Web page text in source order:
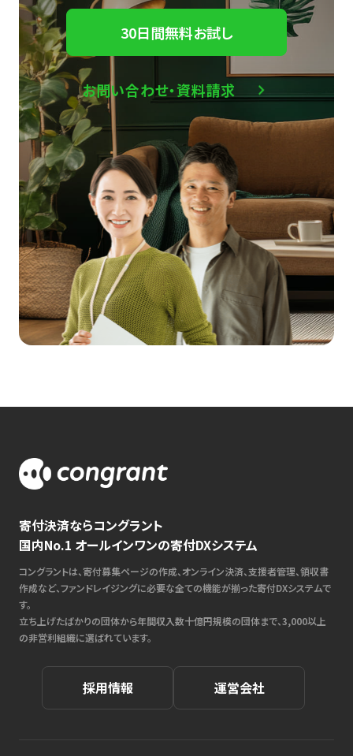
30日間無料お試し
お問い合わせ・資料請求
寄付決済ならコングラント
国内No.1 オールインワンの寄付DXシステム
コングラントは、寄付募集ページの作成、オンライン決済、支援者管理、領収書
作成など、ファンドレイジングに必要な全ての機能が揃った寄付DXシステムで
す。
立ち上げたばかりの団体から年間収入数十億円規模の団体まで、3,000以上
の非営利組織に選ばれています。
採用情報 運営会社